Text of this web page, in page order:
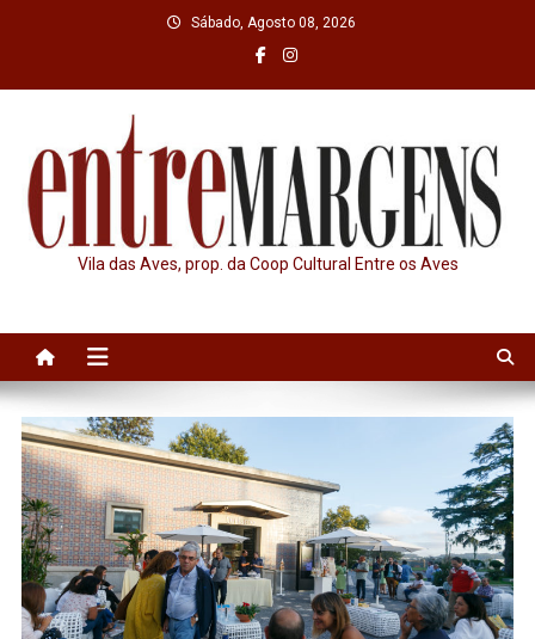
Sábado, Agosto 08, 2026
Vila das Aves, prop. da Coop Cultural Entre os Aves